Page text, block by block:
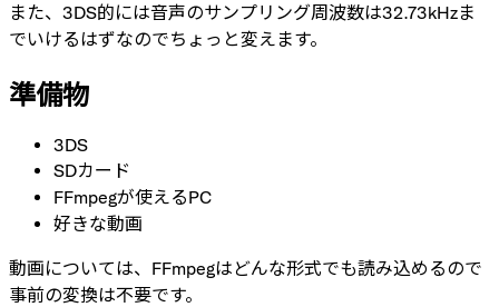
また、3DS的には音声のサンプリング周波数は32.73kHzま
でいけるはずなのでちょっと変えます。
準備物
3DS
SDカード
FFmpegが使えるPC
好きな動画
動画については、FFmpegはどんな形式でも読み込めるので
事前の変換は不要です。